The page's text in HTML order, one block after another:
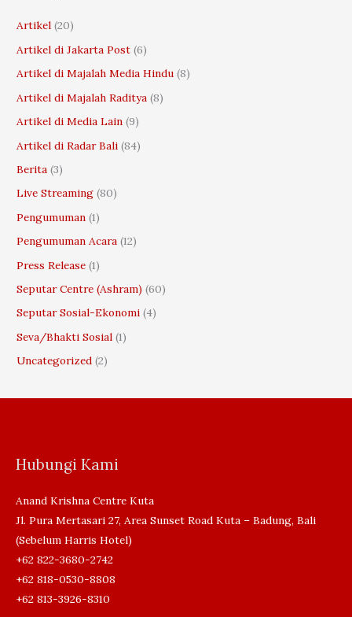
h
f
o
r
Artikel (20)
Artikel di Jakarta Post (6)
Artikel di Majalah Media Hindu (8)
Artikel di Majalah Raditya (8)
Artikel di Media Lain (9)
Artikel di Radar Bali (84)
Berita (3)
Live Streaming (80)
Pengumuman (1)
Pengumuman Acara (12)
Press Release (1)
Seputar Centre (Ashram) (60)
Seputar Sosial-Ekonomi (4)
Seva/Bhakti Sosial (1)
Uncategorized (2)
Hubungi Kami
Anand Krishna Centre Kuta
Jl. Pura Mertasari 27, Area Sunset Road Kuta – Badung, Bali
(Sebelum Harris Hotel)
+62 822-3680-2742
+62 818-0530-8808
+62 813-3926-8310